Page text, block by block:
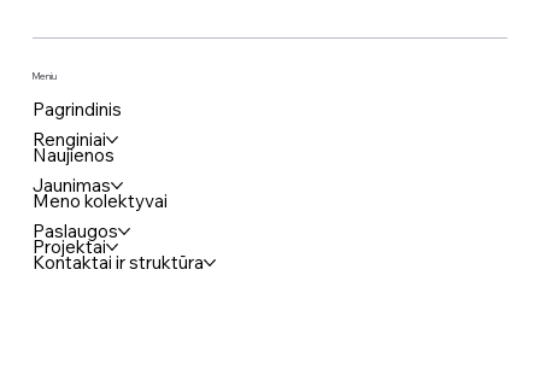
Meniu
Pagrindinis
Renginiai
Naujienos
Jaunimas
Meno kolektyvai
Paslaugos
Projektai
Kontaktai ir struktūra